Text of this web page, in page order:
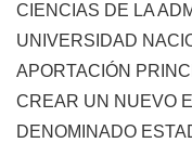
CIENCIAS DE LA
UNIVERSIDAD
APORTACIÓN
CREAR UN NUEVO
DENOMINADO